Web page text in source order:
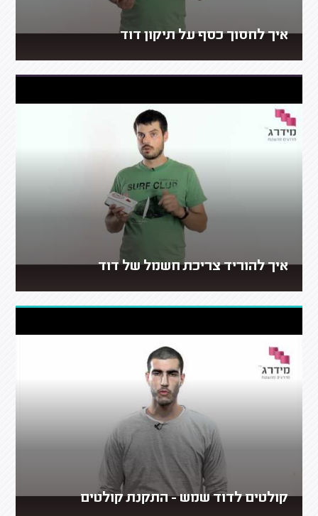
איך לחסוך כסף על תיקון דוד
איך להוריד צריכת חשמל של דוד
קולטים לדוד שמש - התקנת קולטים